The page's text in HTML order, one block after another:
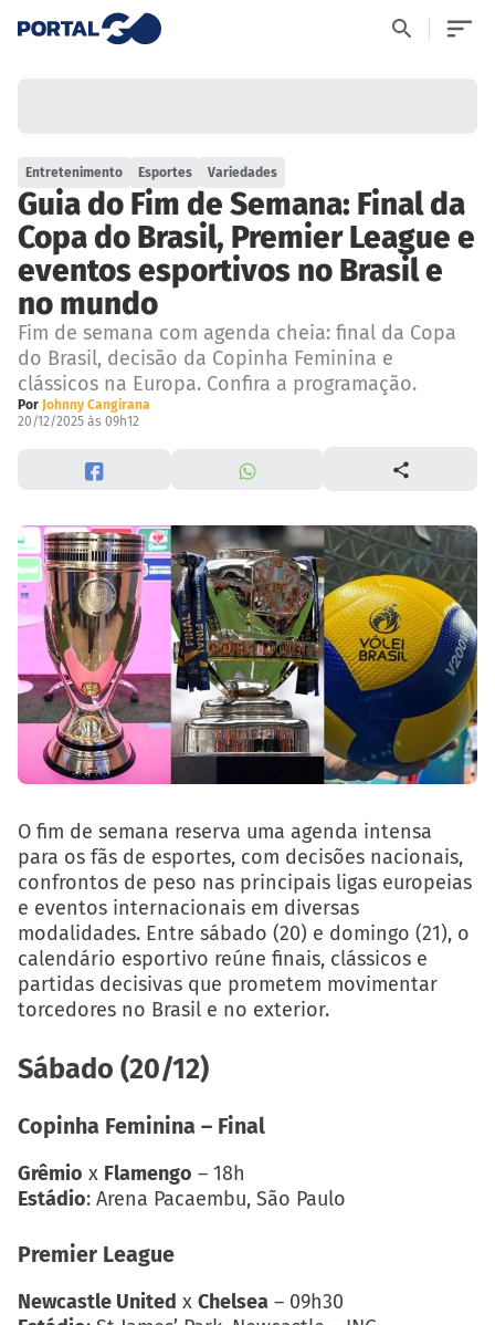
Entretenimento Esportes Variedades
Guia do Fim de Semana: Final da
Copa do Brasil, Premier League e
eventos esportivos no Brasil e
no mundo
Fim de semana com agenda cheia: final da Copa
do Brasil, decisão da Copinha Feminina e
clássicos na Europa. Confira a programação.
Por Johnny Cangirana
20/12/2025 às 09h12
O fim de semana reserva uma agenda intensa
para os fãs de esportes, com decisões nacionais,
confrontos de peso nas principais ligas europeias
e eventos internacionais em diversas
modalidades. Entre sábado (20) e domingo (21), o
calendário esportivo reúne finais, clássicos e
partidas decisivas que prometem movimentar
torcedores no Brasil e no exterior.
Sábado (20/12)
Copinha Feminina – Final
Grêmio x Flamengo – 18h
Estádio: Arena Pacaembu, São Paulo
Premier League
Newcastle United x Chelsea – 09h30